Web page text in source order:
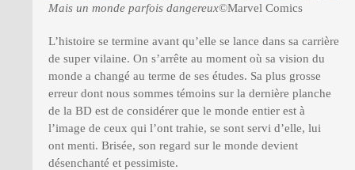
Mais un monde parfois dangereux©Marvel Comics
L’histoire se termine avant qu’elle se lance dans sa carrière
de super vilaine. On s’arrête au moment où sa vision du
monde a changé au terme de ses études. Sa plus grosse
erreur dont nous sommes témoins sur la dernière planche
de la BD est de considérer que le monde entier est à
l’image de ceux qui l’ont trahie, se sont servi d’elle, lui
ont menti. Brisée, son regard sur le monde devient
désenchanté et pessimiste.